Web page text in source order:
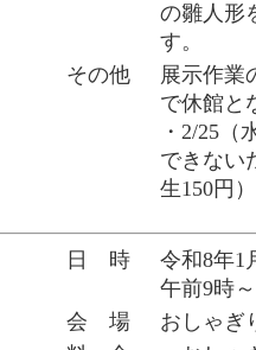
の雛人形
す。
その他
展示作業
で休館と
・2/25（
できない
生150円
日 時
令和8年1
午前9時
会 場
おしゃぎ